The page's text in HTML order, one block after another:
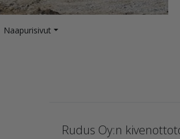
Naapurisivut
Rudus Oy:n